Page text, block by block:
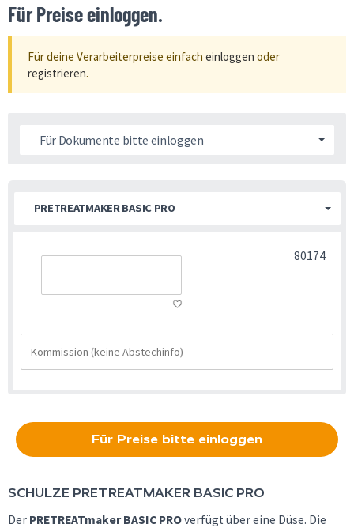
Für Preise einloggen.
Für deine Verarbeiterpreise einfach einloggen oder
registrieren.
Für Dokumente bitte einloggen
PRETREATMAKER BASIC PRO
80174
Für Preise bitte einloggen
SCHULZE PRETREATMAKER BASIC PRO
Der PRETREATmaker BASIC PROverfügt über eine Düse. Die